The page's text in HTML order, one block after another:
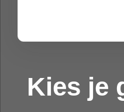
Kies je